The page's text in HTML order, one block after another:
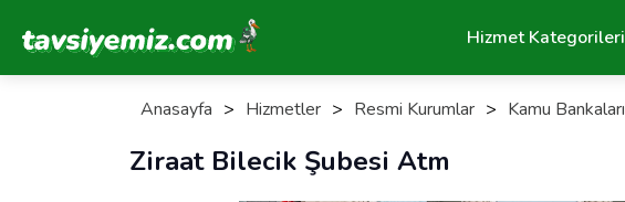
Tavsiyemiz Anasayfa Hizmet Kategorileri
Anasayfa > Hizmetler > Resmi Kurumlar > Kamu Bankaları
Ziraat Bilecik Şubesi Atm